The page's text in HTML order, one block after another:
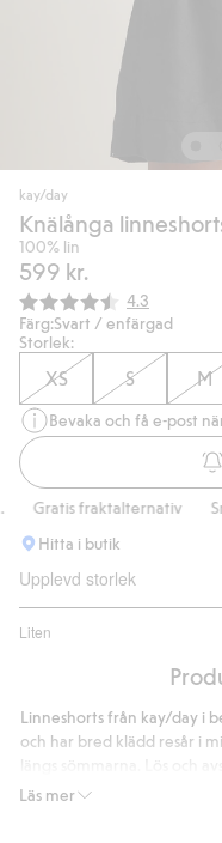
kay/day
Knälånga
100% lin
599 kr.
Snittbetyg:
4.3
Färg:Svart / enfärgad
Storlek:
XS S M
Bevaka och få e-post
Gratis fraktalternativ
Hitta i butik
Upplevd storlek
Liten
utav
155
betyg
Läs mer
Linneshorts från kay/day i
och har bred klädd resår i
Lös och avslappnad